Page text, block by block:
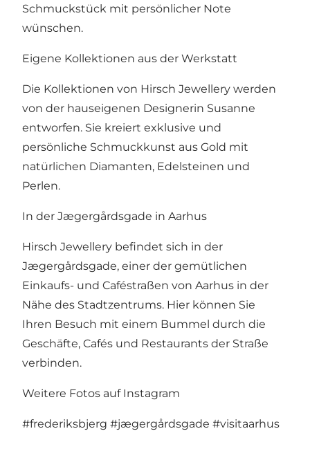
Schmuckstück mit persönlicher Note
wünschen.
Eigene Kollektionen aus der Werkstatt
Die Kollektionen von Hirsch Jewellery werden
von der hauseigenen Designerin Susanne
entworfen. Sie kreiert exklusive und
persönliche Schmuckkunst aus Gold mit
natürlichen Diamanten, Edelsteinen und
Perlen.
In der Jægergårdsgade in Aarhus
Hirsch Jewellery befindet sich in der
Jægergårdsgade, einer der gemütlichen
Einkaufs- und Caféstraßen von Aarhus in der
Nähe des Stadtzentrums. Hier können Sie
Ihren Besuch mit einem Bummel durch die
Geschäfte, Cafés und Restaurants der Straße
verbinden.
Weitere Fotos auf Instagram
#frederiksbjerg #jægergårdsgade #visitaarhus